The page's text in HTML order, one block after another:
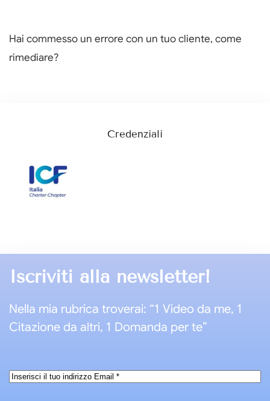
Hai commesso un errore con un tuo cliente, come
rimediare?
Credenziali
Iscriviti alla newsletter!
Nella mia rubrica troverai: “1 Video da me, 1
Citazione da altri, 1 Domanda per te”
Email*